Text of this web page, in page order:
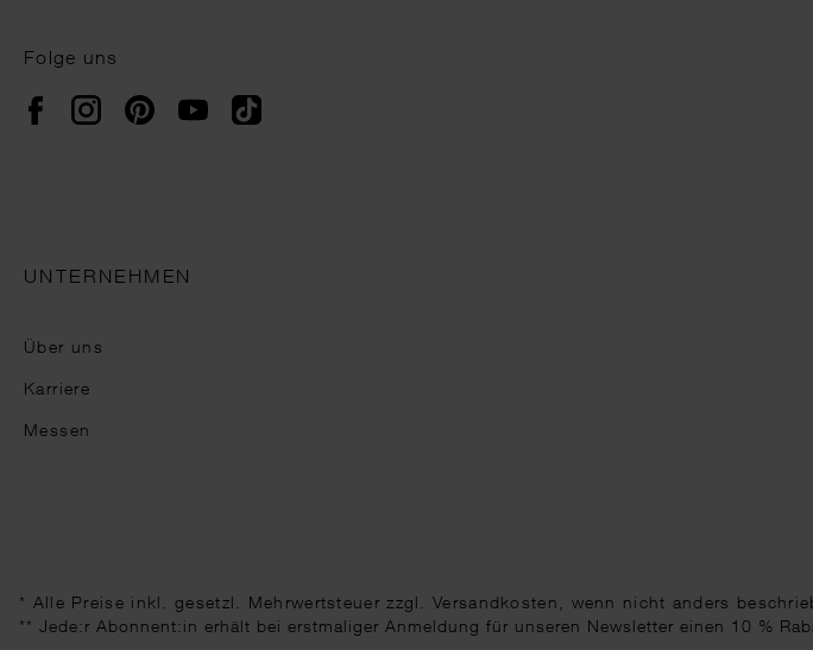
Folge uns
FacebookInstagramPinterestYouTubeTikTok
UNTERNEHMEN
Über uns
Karriere
Messen
* Alle Preise inkl. gesetzl. Mehrwertsteuer zzgl.Versandkosten
, wenn nicht anders
** Jede:r Abonnent:in erhält bei erstmaliger Anmeldung für unseren Newsletter einen 10 %